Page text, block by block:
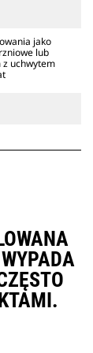
są
do
jako
lub
z uchwytem